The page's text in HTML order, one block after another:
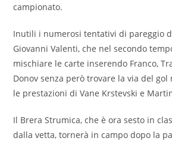
campionato.
Inutili i numerosi tentativi di pareggio
Giovanni Valenti, che nel secondo
mischiare le carte inserendo Franco,
Donov senza però trovare la via del
le prestazioni di Vane Krstevski e
Il Brera Strumica, che è ora sesto in
dalla vetta, tornerà in campo dopo la